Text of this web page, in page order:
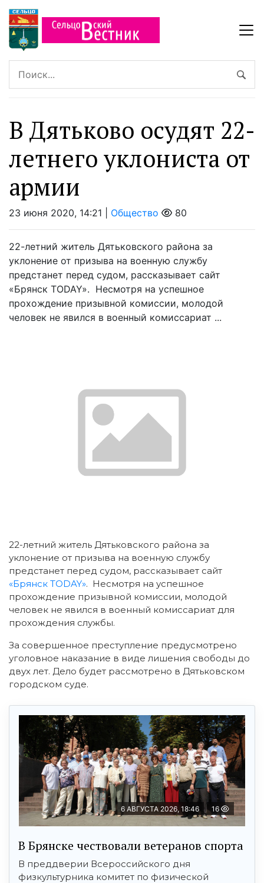
В Дятьково осудят 22-
летнего уклониста от
армии
23 июня 2020, 14:21 | Общество 80
22-летний житель Дятьковского района за
уклонение от призыва на военную службу
предстанет перед судом, рассказывает сайт
«Брянск TODAY». Несмотря на успешное
прохождение призывной комиссии, молодой
человек не явился в военный комиссариат ...
22-летний житель Дятьковского района за
уклонение от призыва на военную службу
предстанет перед судом, рассказывает сайт
«Брянск TODAY». Несмотря на успешное
прохождение призывной комиссии, молодой
человек не явился в военный комиссариат для
прохождения службы.
За совершенное преступление предусмотрено
уголовное наказание в виде лишения свободы до
двух лет. Дело будет рассмотрено в Дятьковском
городском суде.
6 АВГУСТА 2026, 18:46 16
В Брянске чествовали ветеранов спорта
В преддверии Всероссийского дня
физкультурника комитет по физической